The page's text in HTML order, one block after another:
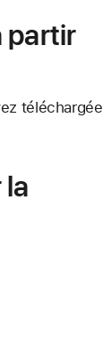
partir
téléchargée
la